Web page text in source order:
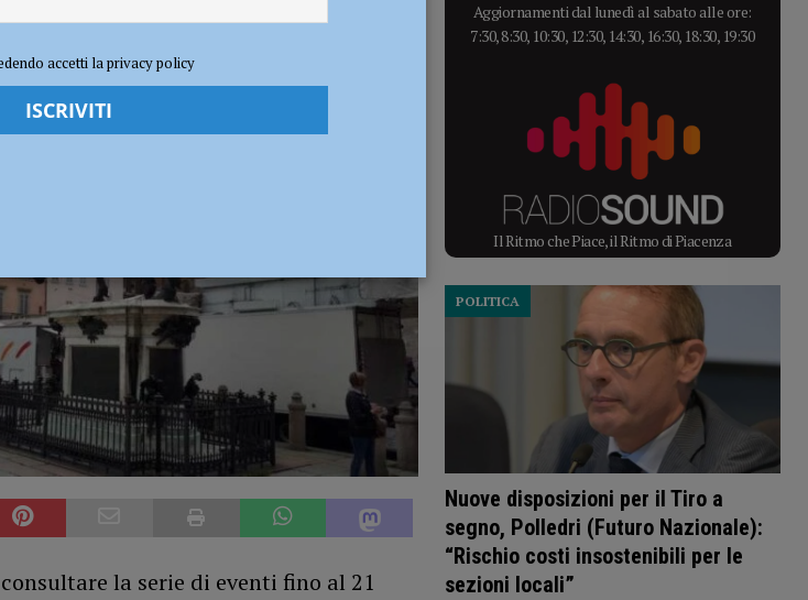
la serie di eventi fino al 21
Aggiornamenti dal lunedì al sabato alle ore:
7:30, 8:30, 10:30, 12:30, 14:30, 16:30, 18:30, 19:30
Il Ritmo che Piace, il Ritmo di Piacenza
Nuove disposizioni per il Tiro a
segno, Polledri (Futuro Nazionale):
“Rischio costi insostenibili per le
sezioni locali”
POLITICA
accetti la privacy policy